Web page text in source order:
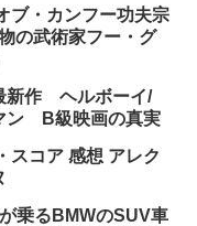
ブ・カンフー功夫宗
の武術家フー・グ
新作 ヘルボーイ/
ン B級映画の真実
スコア 感想 アレク
乗るBMWのSUV車